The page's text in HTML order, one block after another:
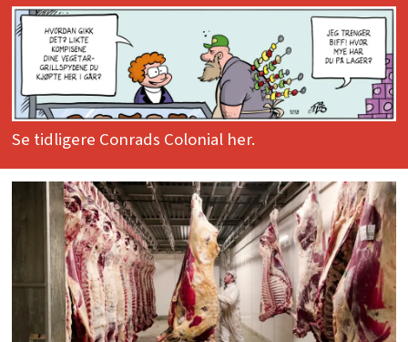
Se tidligere Conrads Colonial her.